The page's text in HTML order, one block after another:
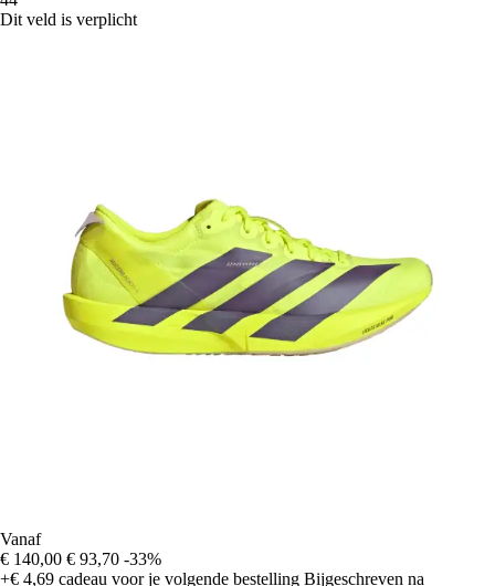
Dit veld is verplicht
Vanaf
€ 140,00 € 93,70 -33%
+€ 4,69 cadeau voor je volgende bestelling Bijgeschreven na